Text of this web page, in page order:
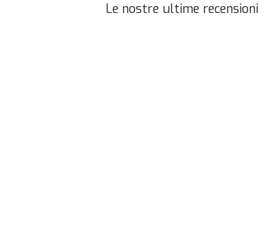
Le nostre ultime recensioni